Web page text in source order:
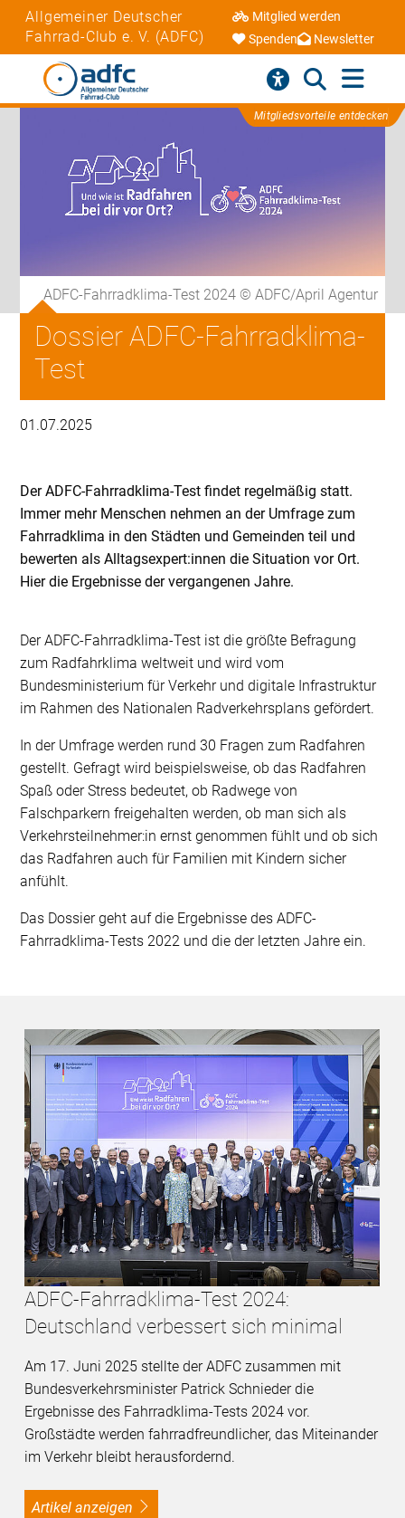
Allgemeiner Deutscher
Fahrrad-Club e. V. (ADFC)
Mitglied werden
Spenden
Newsletter
Mitgliedsvorteile entdecken
ADFC-Fahrradklima-Test 2024 © ADFC/April Agentur
Dossier ADFC-Fahrradklima-
Test
01.07.2025
Der ADFC-Fahrradklima-Test findet regelmäßig statt.
Immer mehr Menschen nehmen an der Umfrage zum
Fahrradklima in den Städten und Gemeinden teil und
bewerten als Alltagsexpert:innen die Situation vor Ort.
Hier die Ergebnisse der vergangenen Jahre.
Der ADFC-Fahrradklima-Test ist die größte Befragung
zum Radfahrklima weltweit und wird vom
Bundesministerium für Verkehr und digitale Infrastruktur
im Rahmen des Nationalen Radverkehrsplans gefördert.
In der Umfrage werden rund 30 Fragen zum Radfahren
gestellt. Gefragt wird beispielsweise, ob das Radfahren
Spaß oder Stress bedeutet, ob Radwege von
Falschparkern freigehalten werden, ob man sich als
Verkehrsteilnehmer:in ernst genommen fühlt und ob sich
das Radfahren auch für Familien mit Kindern sicher
anfühlt.
Das Dossier geht auf die Ergebnisse des ADFC-
Fahrradklima-Tests 2022 und die der letzten Jahre ein.
ADFC-Fahrradklima-Test 2024:
Deutschland verbessert sich minimal
Am 17. Juni 2025 stellte der ADFC zusammen mit
Bundesverkehrsminister Patrick Schnieder die
Ergebnisse des Fahrradklima-Tests 2024 vor.
Großstädte werden fahrradfreundlicher, das Miteinander
im Verkehr bleibt herausfordernd.
Artikel anzeigen